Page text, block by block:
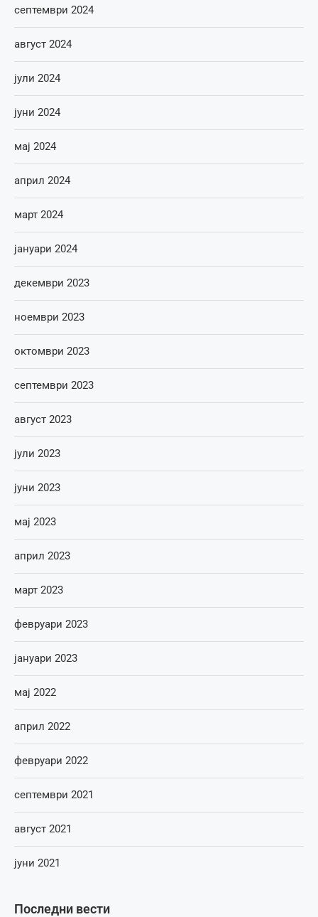
Последни вести
септември 2024
август 2024
јули 2024
јуни 2024
мај 2024
април 2024
март 2024
јануари 2024
декември 2023
ноември 2023
октомври 2023
септември 2023
август 2023
јули 2023
јуни 2023
мај 2023
април 2023
март 2023
февруари 2023
јануари 2023
мај 2022
април 2022
февруари 2022
септември 2021
август 2021
јуни 2021